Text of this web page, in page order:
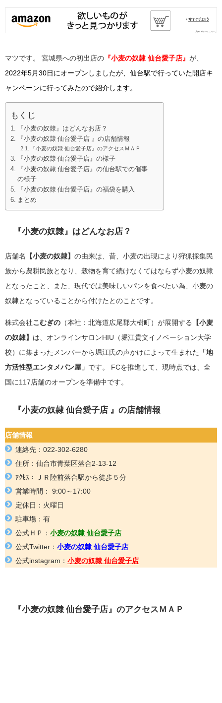
マツです。 宮城県への初出店の 『小麦の奴隷 仙台愛子店』 が、
2022年5月30 日に オープンしましたが、仙台駅で行っていた開店キ
ャンペーンに行ってみたので紹介します。
もくじ
『小麦の奴隷』はどんなお店？
『小麦の奴隷 仙台愛子店 』の店舗情報
『小麦の奴隷 仙台愛子店』のアクセスＭＡＰ
『小麦の奴隷 仙台愛子店』の様子
『小麦の奴隷 仙台愛子店』の仙台駅での催事
の様子
『小麦の奴隷 仙台愛子店』の福袋を購入
まとめ
『小麦の奴隷』 はどんなお店？
店舗名 【小麦の奴隷】 の由来は、昔、小麦の出現により狩猟採集民
族から農耕民族となり、穀物を育て続けなくてはならず小麦の奴隷
となったこと、また、現代では美味しいパンを食べたい為、小麦の
奴隷となっていることから付けたとのことです。
株式会社こむぎの （本社：北海道広尾郡大樹町）が展開する 【小麦
の奴隷】 は、オンラインサロンHIU（堀江貴文イノベーション大学
校）に集まったメンバーから堀江氏の声かけによって生まれた 「地
方活性型エンタメパン屋」 です。 FCを推進して、現時点では、全
国に117店舗のオープンを準備中です。
『小麦の奴隷 仙台愛子店 』 の店舗情報
店舗情報
連絡先： 022-302-6280
住所： 仙台市青葉区落合2-13-12
ｱｸｾｽ：ＪＲ陸前落合駅から徒歩５分
営業時間：
9:00～17:00
定休日： 火曜日
駐車場：有
公式ＨＰ： 小麦の奴隷 仙台愛子店
公式Twitter： 小麦の奴隷 仙台愛子店
公式instagram： 小麦の奴隷 仙台愛子店
『小麦の奴隷 仙台愛子店』 のアクセスＭＡＰ